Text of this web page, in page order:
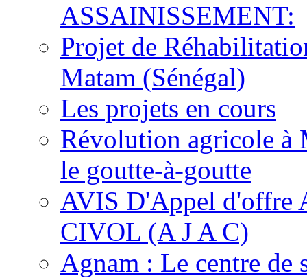
ASSAINISSEMENT:
Projet de
Matam (Sénégal)
Les projets en cours
Révolution agricole à
le goutte-à-goutte
AVIS D'Appel d'offre
CIVOL (A J A C)
Agnam : Le centre de